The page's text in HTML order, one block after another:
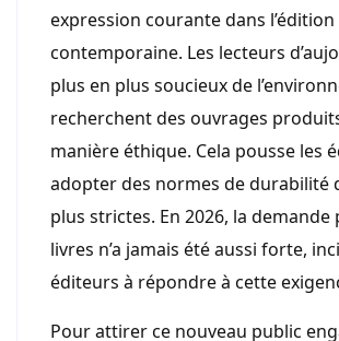
expression courante dans l’édition
contemporaine. Les lecteurs
plus en plus soucieux de
recherchent des ouvrages
manière éthique. Cela pousse les
adopter des normes de durabilité
plus strictes. En 2026, la demande
livres n’a jamais été aussi forte,
éditeurs à répondre à cette
Pour attirer ce nouveau public